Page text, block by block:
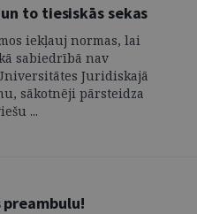
to tiesiskās sekas
iekļauj normas, lai
sabiedrībā nav
Juridiskajā
sākotnēji pārsteidza
...
preambulu!